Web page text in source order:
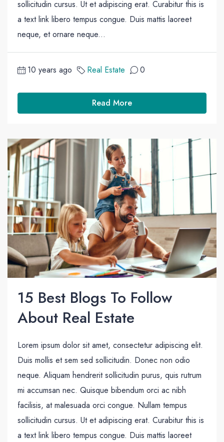
sollicitudin cursus. Ut et adipiscing erat. Curabitur this is
a text link libero tempus congue. Duis mattis laoreet
neque, et ornare neque...
10 years ago Real Estate 0
Read More
15 Best Blogs To Follow
About Real Estate
Lorem ipsum dolor sit amet, consectetur adipiscing elit.
Duis mollis et sem sed sollicitudin. Donec non odio
neque. Aliquam hendrerit sollicitudin purus, quis rutrum
mi accumsan nec. Quisque bibendum orci ac nibh
facilisis, at malesuada orci congue. Nullam tempus
sollicitudin cursus. Ut et adipiscing erat. Curabitur this is
a text link libero tempus congue. Duis mattis laoreet